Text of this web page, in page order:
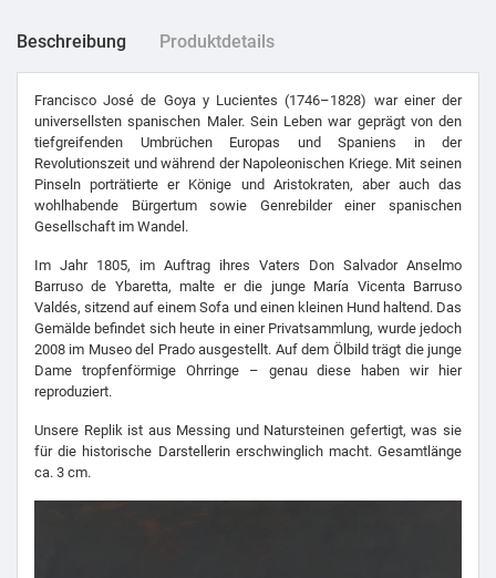
Beschreibung Produktdetails
Francisco José de Goya y Lucientes (1746–1828) war einer der
universellsten spanischen Maler. Sein Leben war geprägt von den
tiefgreifenden Umbrüchen Europas und Spaniens in der
Revolutionszeit und während der Napoleonischen Kriege. Mit seinen
Pinseln porträtierte er Könige und Aristokraten, aber auch das
wohlhabende Bürgertum sowie Genrebilder einer spanischen
Gesellschaft im Wandel.
Im Jahr 1805, im Auftrag ihres Vaters Don Salvador Anselmo
Barruso de Ybaretta, malte er die junge María Vicenta Barruso
Valdés, sitzend auf einem Sofa und einen kleinen Hund haltend. Das
Gemälde befindet sich heute in einer Privatsammlung, wurde jedoch
2008 im Museo del Prado ausgestellt. Auf dem Ölbild trägt die junge
Dame tropfenförmige Ohrringe – genau diese haben wir hier
reproduziert.
Unsere Replik ist aus Messing und Natursteinen gefertigt, was sie
für die historische Darstellerin erschwinglich macht. Gesamtlänge
ca. 3 cm.